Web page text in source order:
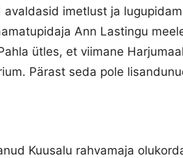
imetlust ja
Ann Lastingu
ütles, et viimane
Pärast seda pole
Kuusalu rahvamaja